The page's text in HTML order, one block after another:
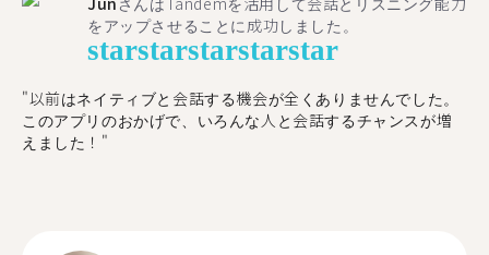
をアップさせることに成功しました。
starstarstarstarstar
"以前はネイティブと会話する機会が全くありませんでした。
このアプリのおかげで、いろんな人と会話するチャンスが増
えました！"